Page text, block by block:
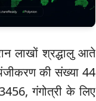
लाखों श्रद्धालु आते
की संख्या 44
गंगोत्री के लिए